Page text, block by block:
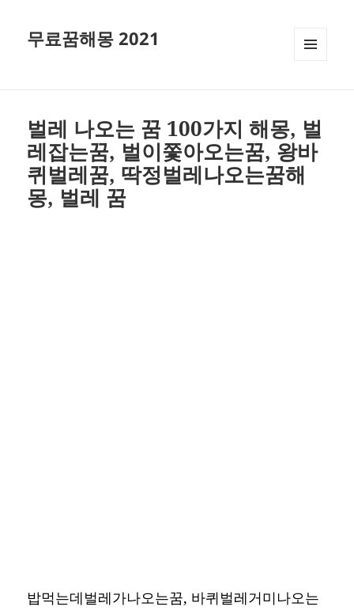
무료꿈해몽 2021
벌레 나오는 꿈 100가지 해몽, 벌
레잡는꿈, 벌이쫓아오는꿈, 왕바
퀴벌레꿈, 딱정벌레나오는꿈해
몽, 벌레 꿈
밥먹는데벌레가나오는꿈, 바퀴벌레거미나오는